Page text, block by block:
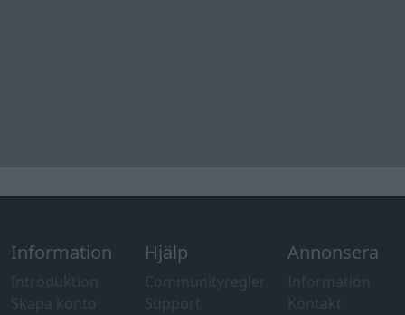
Information Hjälp Annonsera